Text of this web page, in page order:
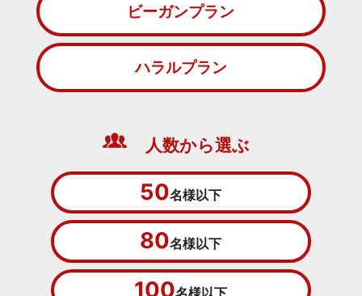
ビーガンプラン
ハラルプラン
人数から選ぶ
50名様以下
80名様以下
100名様以下